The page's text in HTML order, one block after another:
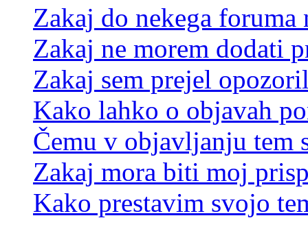
Zakaj do nekega foruma
Zakaj ne morem dodati
Zakaj sem prejel
Kako lahko o objavah
Čemu v objavljanju tem
Zakaj mora biti moj
Kako prestavim svojo